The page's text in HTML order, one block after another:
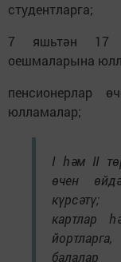
студентларга;
7 яшьтән 17
оешмаларына
пенсионерлар
юлламалар;
I һәм II
өчен
күрсәтү;
картлар